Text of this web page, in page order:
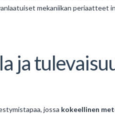
mekaniikan periaatteet
ja
jossa kokeellinen